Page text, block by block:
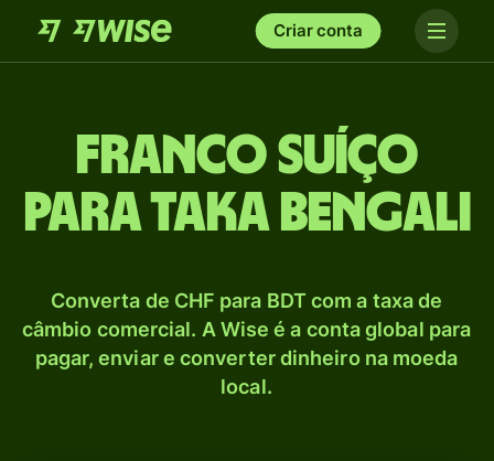
Criar conta
Franco suíço
para Taka bengali
Converta de CHF para BDT com a taxa de
câmbio comercial. A Wise é a conta global para
pagar, enviar e converter dinheiro na moeda
local.